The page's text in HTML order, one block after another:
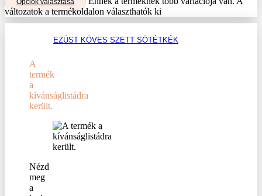
Opciók választása
változatok a termékoldalon választhatók ki
EZÜST KÖVES SZETT SÖTÉTKÉK
A
termék
a
kívánságlistádra
került.
Nézd
meg
a